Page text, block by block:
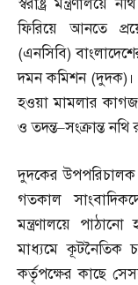
স্বরাষ্ট্র মন্ত্রণালয়ে
ফিরিয়ে আনতে
(এনসিবি)
দমন কমিশন (দুদক)
হওয়া মামলার
ও তদন্ত–সংক্রান্ত নথি
দুদকের
গতকাল
মন্ত্রণালয়ে পাঠানো
মাধ্যমে কূটনৈতিক
কর্তৃপক্ষের কাছে